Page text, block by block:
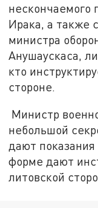
нескончаемого
Ирака, а также
министра
Анушаускаса,
кто
стороне.
Министр
небольшой
дают
форме дают
литовской